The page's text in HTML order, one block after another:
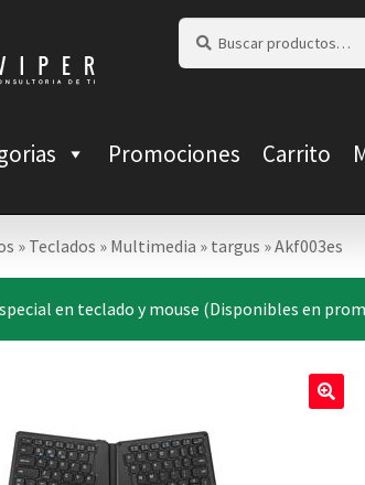
Buscar
por:
Buscar
Promociones Carrito
» Teclados » Multimedia » targus »Akf003es
en teclado y mouse (Disponibles en